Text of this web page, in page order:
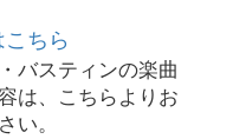
ちら
バスティンの楽曲
は、こちらよりお
い。